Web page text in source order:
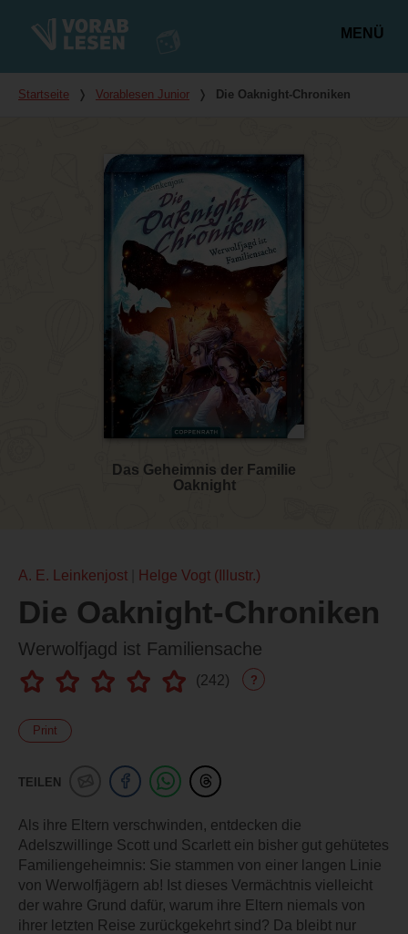
MENÜ
Du bist hier
Startseite ❭ Vorablesen Junior ❭ Die Oaknight-Chroniken
Das Geheimnis der Familie
Oaknight
A. E. Leinkenjost Helge Vogt (Illustr.)
Die Oaknight-Chroniken
Werwolfjagd ist Familiensache
(242) ?
Print
TEILEN
Als ihre Eltern verschwinden, entdecken die
Adelszwillinge Scott und Scarlett ein bisher gut gehütetes
Familiengeheimnis: Sie stammen von einer langen Linie
von Werwolfjägern ab! Ist dieses Vermächtnis vielleicht
der wahre Grund dafür, warum ihre Eltern niemals von
ihrer letzten Reise zurückgekehrt sind? Da bleibt nur